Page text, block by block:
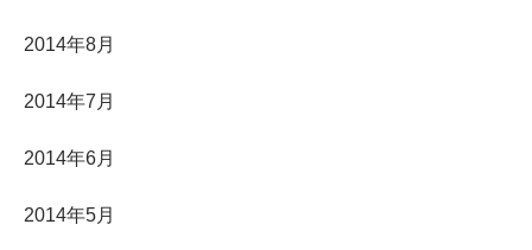
2014年8月
2014年7月
2014年6月
2014年5月